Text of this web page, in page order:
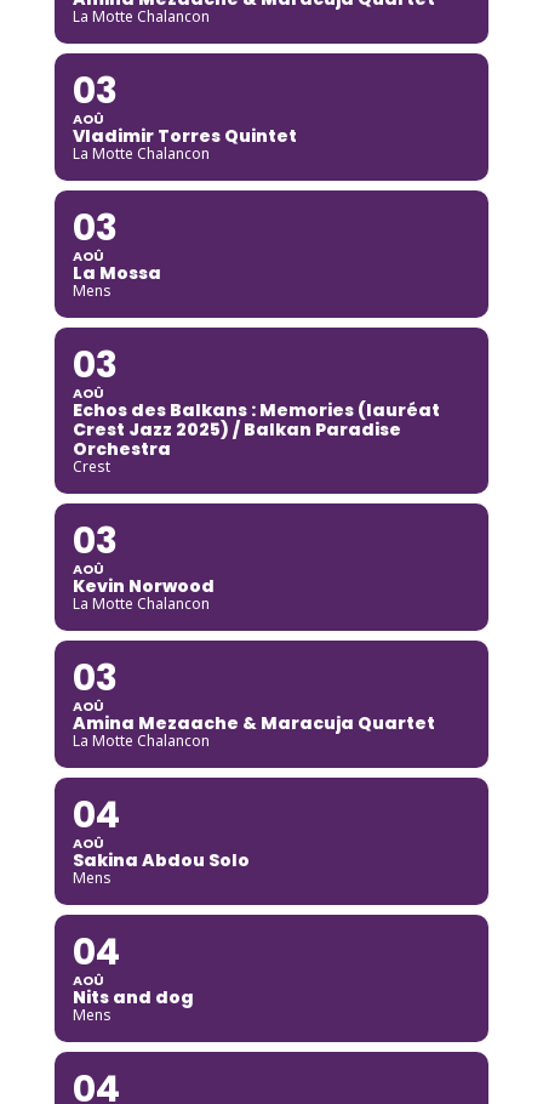
La Motte Chalancon
03
AOÛ
Vladimir Torres Quintet
La Motte Chalancon
03
AOÛ
La Mossa
Mens
03
AOÛ
Echos des Balkans : Memories (lauréat
Crest Jazz 2025) / Balkan Paradise
Orchestra
Crest
03
AOÛ
Kevin Norwood
La Motte Chalancon
03
AOÛ
Amina Mezaache & Maracuja Quartet
La Motte Chalancon
04
AOÛ
Sakina Abdou Solo
Mens
04
AOÛ
Nits and dog
Mens
04